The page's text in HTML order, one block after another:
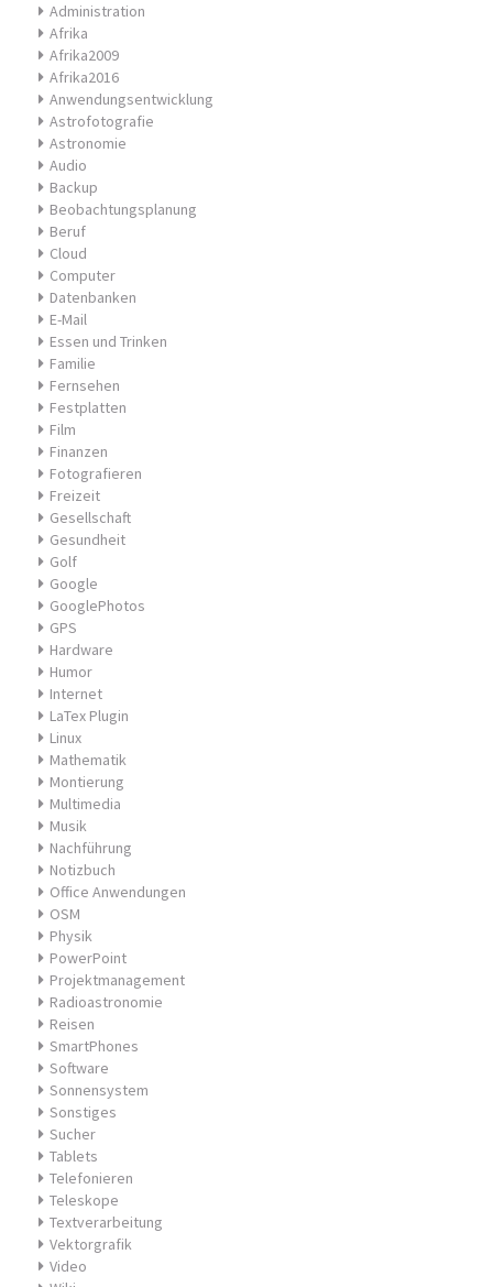
Administration
Afrika
Afrika2009
Afrika2016
Anwendungsentwicklung
Astrofotografie
Astronomie
Audio
Backup
Beobachtungsplanung
Beruf
Cloud
Computer
Datenbanken
E-Mail
Essen und Trinken
Familie
Fernsehen
Festplatten
Film
Finanzen
Fotografieren
Freizeit
Gesellschaft
Gesundheit
Golf
Google
GooglePhotos
GPS
Hardware
Humor
Internet
LaTex Plugin
Linux
Mathematik
Montierung
Multimedia
Musik
Nachführung
Notizbuch
Office Anwendungen
OSM
Physik
PowerPoint
Projektmanagement
Radioastronomie
Reisen
SmartPhones
Software
Sonnensystem
Sonstiges
Sucher
Tablets
Telefonieren
Teleskope
Textverarbeitung
Vektorgrafik
Video